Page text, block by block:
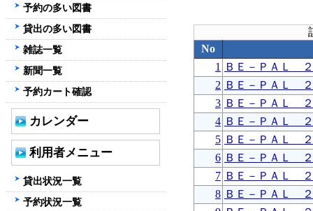
No
1
ＢＥ－ＰＡＬ
2 ＢＥ－ＰＡＬ
3 ＢＥ－ＰＡＬ
4 ＢＥ－ＰＡＬ
5 ＢＥ－ＰＡＬ
6 ＢＥ－ＰＡＬ
7 ＢＥ－ＰＡＬ
8 ＢＥ－ＰＡＬ
予約の多い図書
貸出の多い図書
雑誌一覧
新聞一覧
予約カート確認
カレンダー
利用者メニュー
貸出状況一覧
予約状況一覧